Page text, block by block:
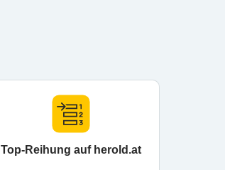
Top-Reihung auf herold.at